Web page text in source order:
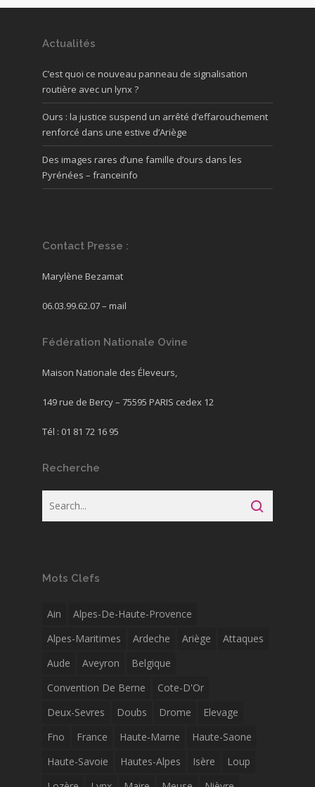
Actualités
C’est quoi ce nouveau panneau de signalisation
routière avec un lynx ?
Ours : la justice suspend un arrêté d’effarouchement
renforcé dans une estive d’Ariège
Des images rares d’une famille d’ours dans les
Pyrénées – franceinfo
Contact Presse :
Marylène Bezamat
06.03.99.62.07 – mail
Fédération Nationale Ovine
Maison Nationale des Éleveurs,
149 rue de Bercy – 75595 PARIS cedex 12
Tél : 01 81 72 16 95
Recherche
Mots Clefs
Ain
Alpes-De-Haute-Provence
Alpes-Maritimes
Ardeche Ariège
Attaques
Aude
Aveyron
Belgique
Convention De Berne
Cote-D'Or
Deux-Sevres
Doubs Drome
Elevage
Fno
France Haute-Marne
Haute-Saone
Haute-Savoie
Hautes-Alpes Isère
Loup